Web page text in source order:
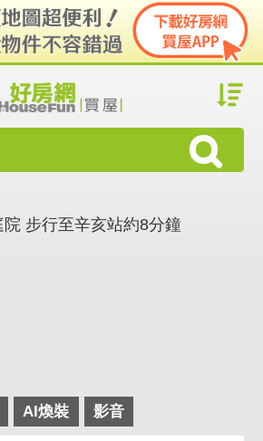
AI煥裝 影音